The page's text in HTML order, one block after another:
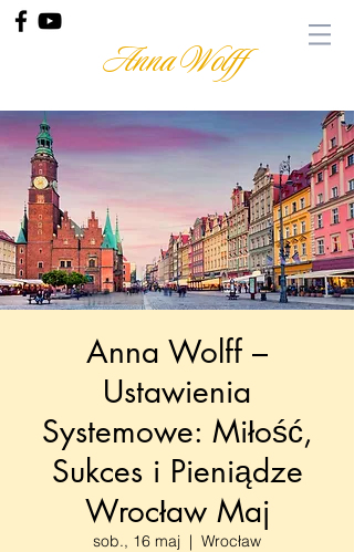
Anna Wolff
Anna Wolff –
Ustawienia
Systemowe: Miłość,
Sukces i Pieniądze
Wrocław Maj
sob., 16 maj
  |
Wrocław